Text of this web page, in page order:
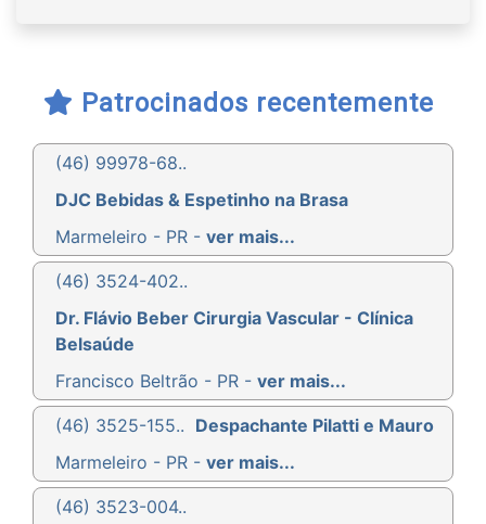
Patrocinados recentemente
(46) 99978-68..
DJC Bebidas & Espetinho na Brasa
Marmeleiro - PR - ver mais...
(46) 3524-402..
Dr. Flávio Beber Cirurgia Vascular - Clínica
Belsaúde
Francisco Beltrão - PR - ver mais...
(46) 3525-155.. Despachante Pilatti e Mauro
Marmeleiro - PR - ver mais...
(46) 3523-004..